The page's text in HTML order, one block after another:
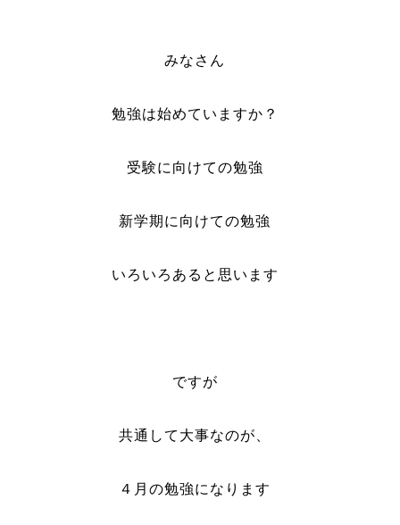
みなさん
勉強は始めていますか？
受験に向けての勉強
新学期に向けての勉強
いろいろあると思います
ですが
共通して大事なのが、
４月の勉強になります